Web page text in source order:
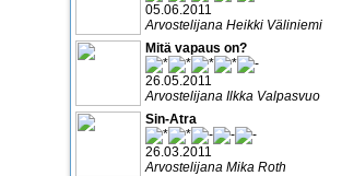
05.06.2011
Arvostelijana Heikki Väliniemi
Mitä vapaus on?
26.05.2011
Arvostelijana Ilkka Valpasvuo
Sin-Atra
26.03.2011
Arvostelijana Mika Roth